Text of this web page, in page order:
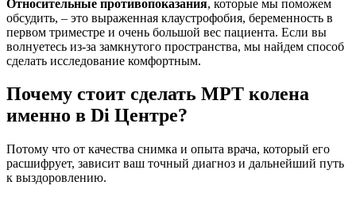
Относительные противопоказания, которые мы поможем
обсудить, – это выраженная клаустрофобия, беременность в
первом триместре и очень большой вес пациента. Если вы
волнуетесь из-за замкнутого пространства, мы найдем способ
сделать исследование комфортным.
Почему стоит сделать МРТ колена
именно в Di Центре?
Потому что от качества снимка и опыта врача, который его
расшифрует, зависит ваш точный диагноз и дальнейший путь
к выздоровлению.